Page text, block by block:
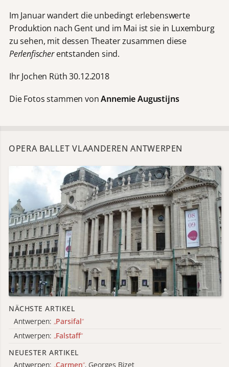
Im Januar wandert die unbedingt erlebenswerte
Produktion nach Gent und im Mai ist sie in Luxemburg
zu sehen, mit dessen Theater zusammen diese
Perlenfischerentstanden sind.
Ihr Jochen Rüth 30.12.2018
Die Fotos stammen vonAnnemie Augustijns
OPERA BALLET VLAANDEREN ANTWERPEN
NÄCHSTE ARTIKEL
Antwerpen: „Parsifal“
Antwerpen: „Falstaff“
NEUESTER ARTIKEL
Antwerpen: „Carmen“, Georges Bizet